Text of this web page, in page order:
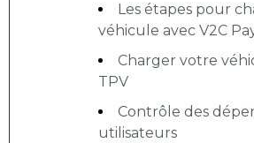
Les étapes pour
véhicule avec V2C
Charger votre
TPV
Contrôle des
utilisateurs